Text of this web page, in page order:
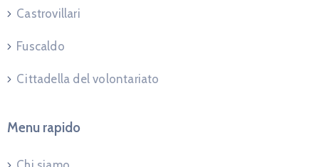
Castrovillari
Fuscaldo
Cittadella del volontariato
Menu rapido